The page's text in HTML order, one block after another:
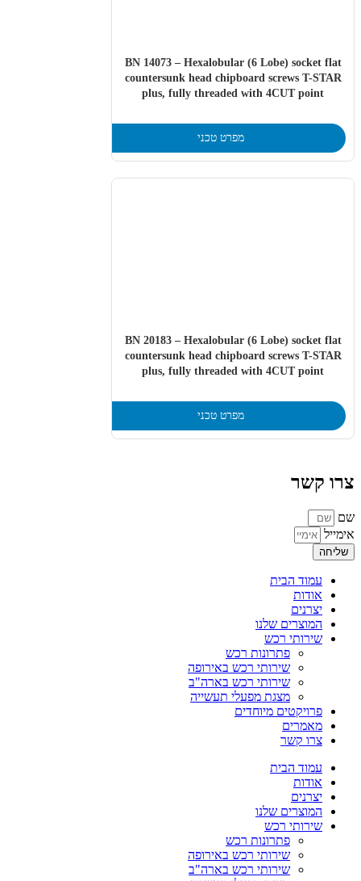
BN 14073 – Hexalobular (6 Lobe) socket flat
countersunk head chipboard screws T-STAR
plus, fully threaded with 4CUT point
מפרט טכני
BN 20183 – Hexalobular (6 Lobe) socket flat
countersunk head chipboard screws T-STAR
plus, fully threaded with 4CUT point
מפרט טכני
צרו קשר
שם
אימייל
שליחה
עמוד הבית
אודות
יצרנים
המוצרים שלנו
שירותי רכש
פתרונות רכש
שירותי רכש באירופה
שירותי רכש בארה"ב
מצגת מפעלי תעשייה
פרויקטים מיוחדים
מאמרים
צרו קשר
עמוד הבית
אודות
יצרנים
המוצרים שלנו
שירותי רכש
פתרונות רכש
שירותי רכש באירופה
שירותי רכש בארה"ב